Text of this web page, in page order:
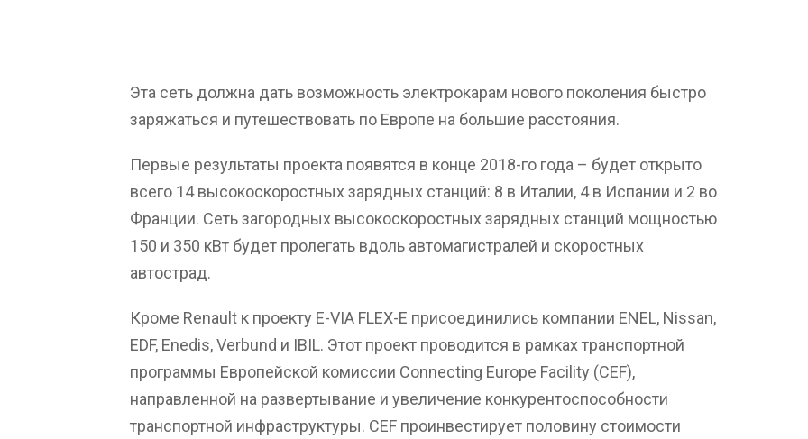
Эта сеть должна дать возможность электрокарам нового поколения быстро
заряжаться и путешествовать по Европе на большие расстояния.
Первые результаты проекта появятся в конце 2018-го года – будет открыто
всего 14 высокоскоростных зарядных станций: 8 в Италии, 4 в Испании и 2 во
Франции. Сеть загородных высокоскоростных зарядных станций мощностью
150 и 350 кВт будет пролегать вдоль автомагистралей и скоростных
автострад.
Кроме Renault к проекту E-VIA FLEX-E присоединились компании ENEL, Nissan,
EDF, Enedis, Verbund и IBIL. Этот проект проводится в рамках транспортной
программы Европейской комиссии Connecting Europe Facility (CEF),
направленной на развертывание и увеличение конкурентоспособности
транспортной инфраструктуры. CEF проинвестирует половину стоимости